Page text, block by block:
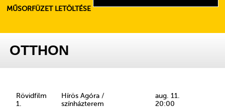
MŰSORFÜZET LETÖLTÉSE
OTTHON
Rövidfilm
1.
Hírös Agóra /
színházterem
aug. 11.
20:00